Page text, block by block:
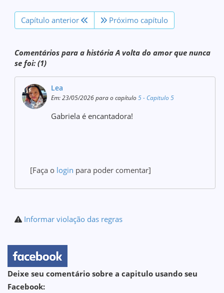
Capítulo anterior Próximo capítulo
Comentários para a história A volta do amor que nunca
se foi: (1)
Lea
Em: 23/05/2026 para o capítulo5 - Capitulo 5
Gabriela é encantadora!
[Faça o login para poder comentar]
Informar violação das regras
Deixe seu comentário sobre a capitulo usando seu
Facebook: